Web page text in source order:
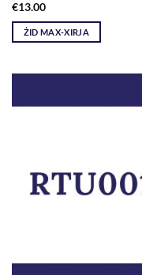
€13.00
ŻID MAX-XIRJA